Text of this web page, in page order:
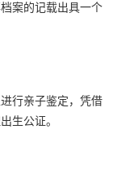
案的记载出具一个
行亲子鉴定，凭借
生公证。